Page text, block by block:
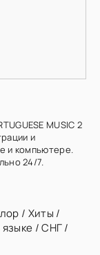
MUSIC 2
и
и компьютере.
24/7.
/ Хиты /
/СНГ/